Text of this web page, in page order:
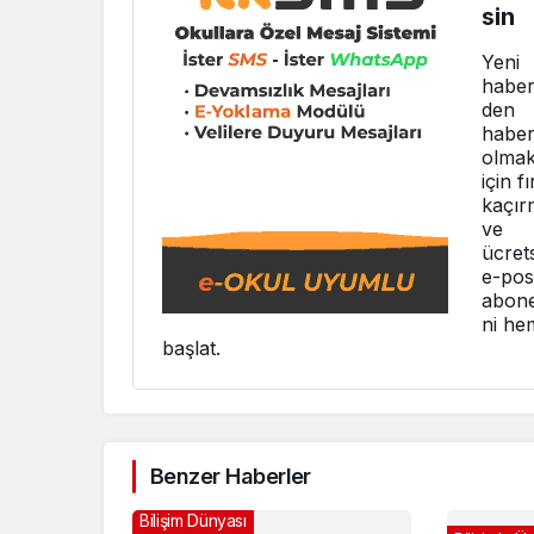
sin
Yeni
den
için
ve
e-
ni
başlat.
Benzer Haberler
Bilişim Dünyası